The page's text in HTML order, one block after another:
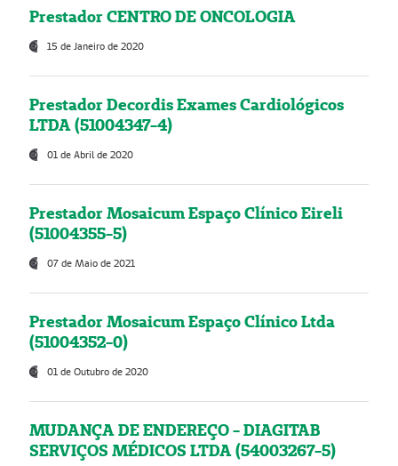
Prestador CENTRO DE ONCOLOGIA
15 de Janeiro de 2020
Prestador Decordis Exames Cardiológicos
LTDA (51004347-4)
01 de Abril de 2020
Prestador Mosaicum Espaço Clínico Eireli
(51004355-5)
07 de Maio de 2021
Prestador Mosaicum Espaço Clínico Ltda
(51004352-0)
01 de Outubro de 2020
MUDANÇA DE ENDEREÇO - DIAGITAB
SERVIÇOS MÉDICOS LTDA (54003267-5)